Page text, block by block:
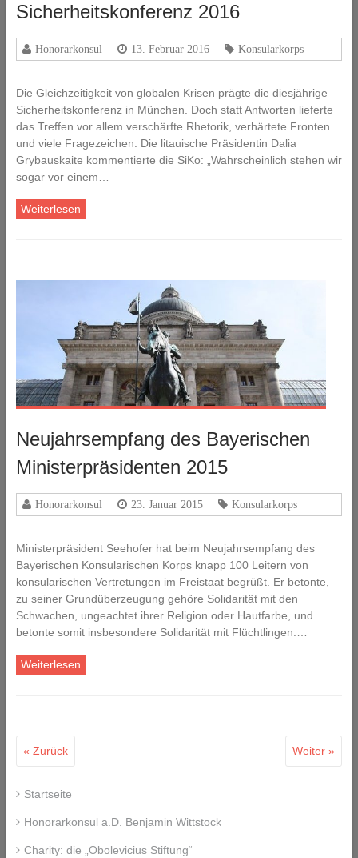
Sicherheitskonferenz 2016
Honorarkonsul 13. Februar 2016 Konsularkorps
Die Gleichzeitigkeit von globalen Krisen prägte die diesjährige
Sicherheitskonferenz in München. Doch statt Antworten lieferte
das Treffen vor allem verschärfte Rhetorik, verhärtete Fronten
und viele Fragezeichen. Die litauische Präsidentin Dalia
Grybauskaite kommentierte die SiKo: „Wahrscheinlich stehen wir
sogar vor einem…
Weiterlesen
Neujahrsempfang des Bayerischen
Ministerpräsidenten 2015
Honorarkonsul 23. Januar 2015 Konsularkorps
Ministerpräsident Seehofer hat beim Neujahrsempfang des
Bayerischen Konsularischen Korps knapp 100 Leitern von
konsularischen Vertretungen im Freistaat begrüßt. Er betonte,
zu seiner Grundüberzeugung gehöre Solidarität mit den
Schwachen, ungeachtet ihrer Religion oder Hautfarbe, und
betonte somit insbesondere Solidarität mit Flüchtlingen.…
Weiterlesen
« Zurück Weiter »
Startseite
Honorarkonsul a.D. Benjamin Wittstock
Charity: die „Obolevicius Stiftung“